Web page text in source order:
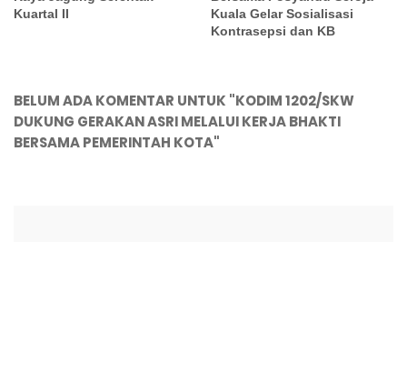
Kuartal II
Kuala Gelar Sosialisasi
Kontrasepsi dan KB
BELUM ADA KOMENTAR UNTUK "KODIM 1202/SKW
DUKUNG GERAKAN ASRI MELALUI KERJA BHAKTI
BERSAMA PEMERINTAH KOTA"